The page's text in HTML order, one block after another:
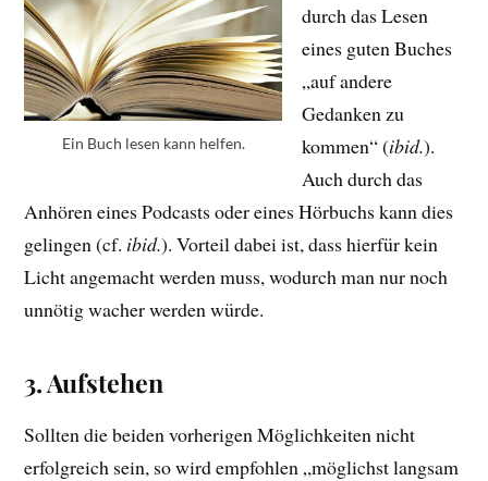
Ein Buch lesen kann helfen.
durch das Lesen
eines guten Buches
„auf andere
Gedanken zu
kommen“ (ibid.).
Auch durch das
Anhören eines Podcasts oder eines Hörbuchs kann dies
gelingen (cf. ibid.). Vorteil dabei ist, dass hierfür kein
Licht angemacht werden muss, wodurch man nur noch
unnötig wacher werden würde.
3. Aufstehen
Sollten die beiden vorherigen Möglichkeiten nicht
erfolgreich sein, so wird empfohlen „möglichst langsam